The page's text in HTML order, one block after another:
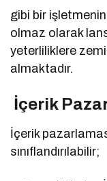
gibi bir
olmaz olarak
yeterliliklere
almaktadır.
İçerik
İçerik
sınıflandırılabilir;